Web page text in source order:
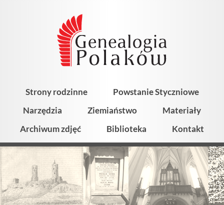
Strony rodzinne
Powstanie Styczniowe
Narzędzia
Ziemiaństwo
Materiały
Archiwum zdjęć
Biblioteka Kontakt